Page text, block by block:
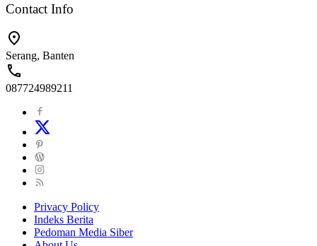
Contact Info
Serang, Banten
087724989211
Privacy Policy
Indeks Berita
Pedoman Media Siber